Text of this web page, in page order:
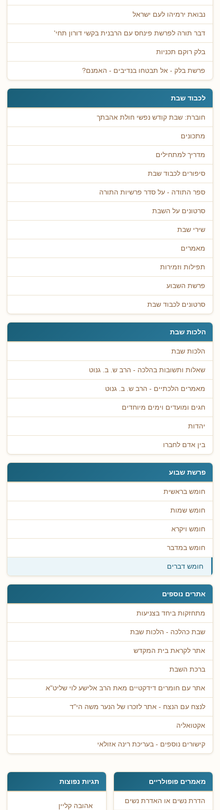
נבואת ירמיהו לעם ישראל
דבר תורה לפרשת פינחס עם הרבנית בקשי דורון תחי'
בלק רוקם תכניות
פרשת בלק - אל תבטחו בנדיבים - האמנם?
לכבוד שבת
חוברת: שבת קודש נפשי חולת אהבתך
מתכונים
מדריך למתחילים
סיפורים לכבוד שבת
ספר התודה - על סדר פרשיות התורה
סרטונים על השבת
שירי שבת
מאמרים
תפילות וזמירות
פרשת השבוע
סרטונים לכבוד שבת
הלכות שבת
הלכות שבת
שאלות ותשובות בהלכה - הרב ש. ב. גנוט
מאמרים הלכתיים - הרב ש. ב. גנוט
חגים ומועדים וימים מיוחדים
יהדות
בין אדם לחברו
פרשת שבוע
חומש בראשית
חומש שמות
חומש ויקרא
חומש במדבר
חומש דברים
אתרים נוספים
מתחזקות ביחד בצניעות
שבת כהלכה - הלכות שבת
אתר לקראת בית המקדש
ברכת השבת
אתר עם חומרים דידקטיים מאת הרב אלישע לוי שליט"א
לנצח עם הנצח - אתר לזכרו של הנער משה הי"ד
אקטואליה
קישורים נוספים - בעריכת רינה אזולאי
מאמרים פופולריים
הדרת נשים או האדרת נשים
תגיות נפוצות
אהובה קליין